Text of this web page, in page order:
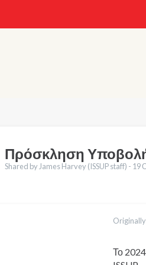
Πρόσκληση
Shared by James Harvey (ISSUP staff) - 19
Originally
Το 2024